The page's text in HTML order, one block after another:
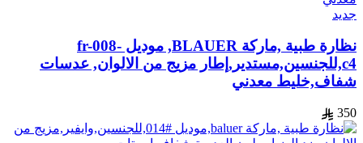
جديد
نظارة طبية ,ماركة BLAUER, موديل fr-008-
c4,للجنسين,مستدير,إطار مزيج من الالوان, عدسات
شفاف,خليط معدني
350